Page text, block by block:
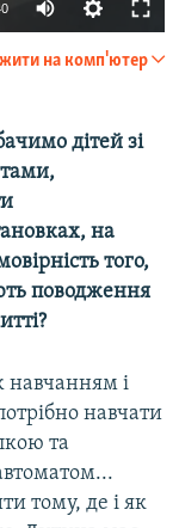
на комп'ютер
дітей зі
на
того,
поводження
навчанням і
навчати
та
тому, де і як